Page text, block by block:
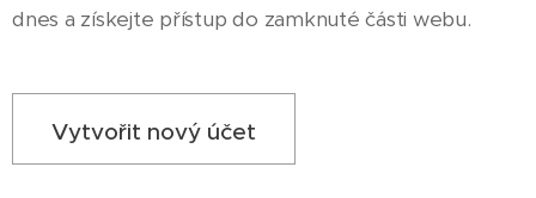
dnes a získejte přístup do zamknuté části webu.
Vytvořit nový účet